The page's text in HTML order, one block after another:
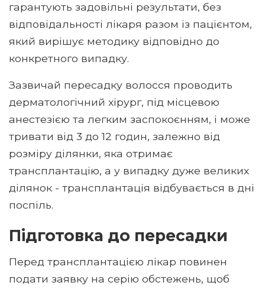
гарантують задовільні результати, без
відповідальності лікаря разом із пацієнтом,
який вирішує методику відповідно до
конкретного випадку.
Зазвичай пересадку волосся проводить
дерматологічний хірург, під місцевою
анестезією та легким заспокоєнням, і може
тривати від 3 до 12 годин, залежно від
розміру ділянки, яка отримає
трансплантацію, а у випадку дуже великих
ділянок - трансплантація відбувається в дні
поспіль.
Підготовка до пересадки
Перед трансплантацією лікар повинен
подати заявку на серію обстежень, щоб